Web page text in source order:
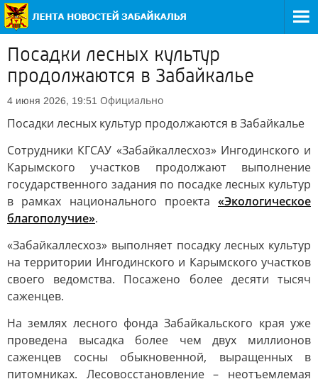
Посадки лесных культур
продолжаются в Забайкалье
4 июня 2026, 19:51 Официально
Посадки лесных культур продолжаются в Забайкалье
Сотрудники КГСАУ «Забайкаллесхоз» Ингодинского и
Карымского участков продолжают выполнение
государственного задания по посадке лесных культур
в рамках национального проекта «Экологическое
благополучие».
«Забайкаллесхоз» выполняет посадку лесных культур
на территории Ингодинского и Карымского участков
своего ведомства. Посажено более десяти тысяч
саженцев.
На землях лесного фонда Забайкальского края уже
проведена высадка более чем двух миллионов
саженцев сосны обыкновенной, выращенных в
питомниках. Лесовосстановление – неотъемлемая